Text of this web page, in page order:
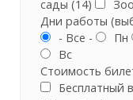
сады (14)
Дни работы
- Все -
Пн
Вс
Стоимость
Бесплатный